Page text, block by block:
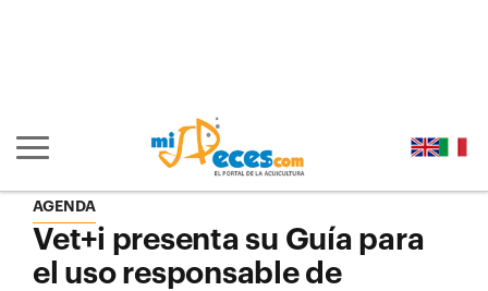
Mostrar/ocultar navegación principal
AGENDA
Vet+i presenta su Guía para
el uso responsable de